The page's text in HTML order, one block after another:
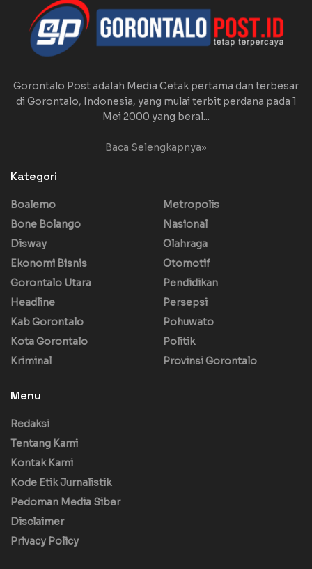
Gorontalo Post adalah Media Cetak pertama dan terbesar
di Gorontalo, Indonesia, yang mulai terbit perdana pada 1
Mei 2000 yang beral...
Baca Selengkapnya»
Kategori
Boalemo
Bone Bolango
Disway
Ekonomi Bisnis
Gorontalo Utara
Headline
Kab Gorontalo
Kota Gorontalo
Kriminal
Metropolis
Nasional
Olahraga
Otomotif
Pendidikan
Persepsi
Pohuwato
Politik
Provinsi Gorontalo
Menu
Redaksi
Tentang Kami
Kontak Kami
Kode Etik Jurnalistik
Pedoman Media Siber
Disclaimer
Privacy Policy